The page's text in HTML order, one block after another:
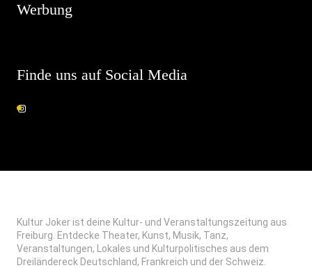
Werbung
Finde uns auf Social Media
Kultur Joker ist deine Kultur- und Veranstaltungszeitung aus
Freiburg. Entdecke Theater, Kunst, Musik, Tanz,
Veranstaltungen, Lokales und Kulturpolitisches aus dem
Dreiländereck Deutschland, Frankreich und der Schweiz.